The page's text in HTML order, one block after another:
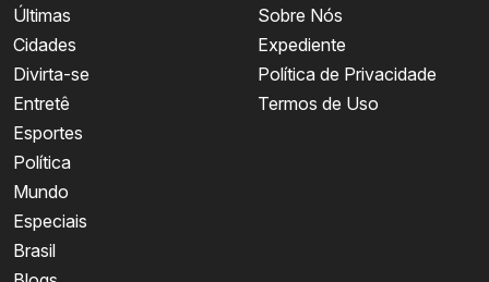
Últimas
Cidades
Divirta-se
Entretê
Esportes
Política
Mundo
Especiais
Brasil
Sobre Nós
Expediente
Política de Privacidade
Termos de Uso